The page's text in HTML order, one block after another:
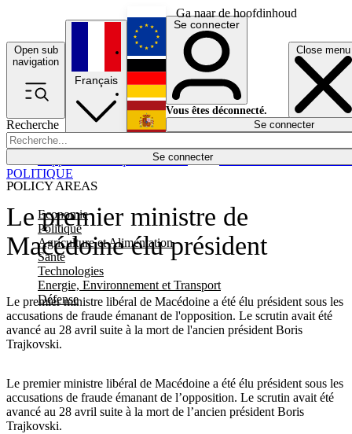
Ga naar de hoofdinhoud
Open sub
navigation
Close menu
Recherche
Se connecter
POLICY AREAS
Economie
Politique
Agriculture et Alimentation
Santé
Technologies
Energie, Environnement et Transport
Défense
Économie
Français
English
Deutsch
Español
Se connecter
Vous êtes déconnecté.
Se connecter
Le premier ministre de
Macédoine élu président
Le premier ministre libéral de Macédoine a été élu président sous les
accusations de fraude émanant de l'opposition. Le scrutin avait été
avancé au 28 avril suite à la mort de l'ancien président Boris
Trajkovski.
POLITIQUE
Le premier ministre libéral de Macédoine a été élu président sous les
accusations de fraude émanant de l’opposition. Le scrutin avait été
avancé au 28 avril suite à la mort de l’ancien président Boris
Trajkovski.